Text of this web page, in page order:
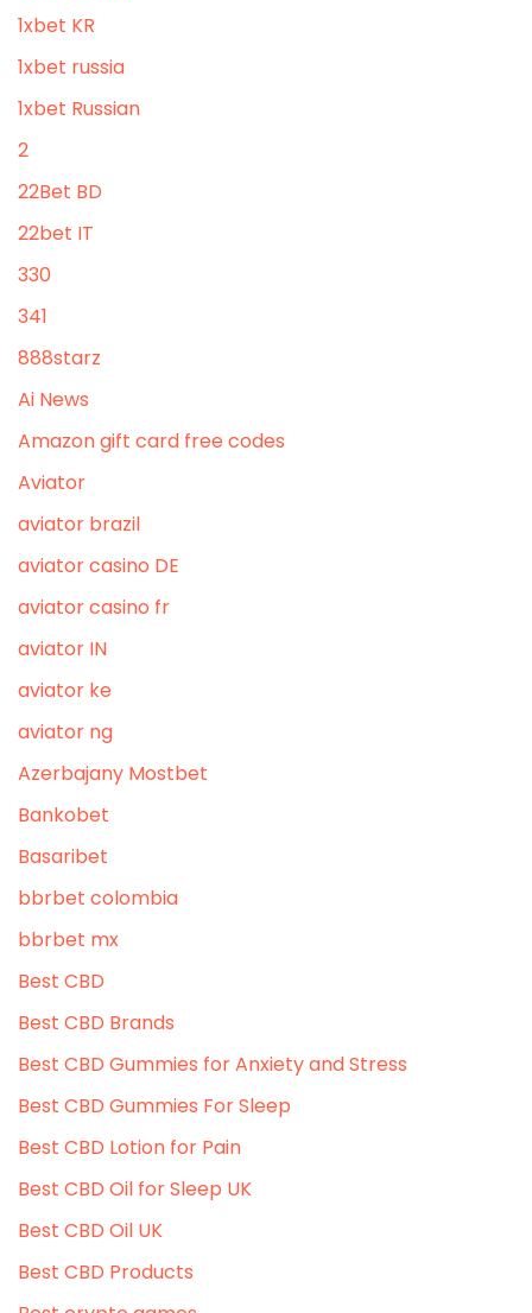
1xbet KR
1xbet russia
1xbet Russian
2
22Bet BD
22bet IT
330
341
888starz
Ai News
Amazon gift card free codes
Aviator
aviator brazil
aviator casino DE
aviator casino fr
aviator IN
aviator ke
aviator ng
Azerbajany Mostbet
Bankobet
Basaribet
bbrbet colombia
bbrbet mx
Best CBD
Best CBD Brands
Best CBD Gummies for Anxiety and Stress
Best CBD Gummies For Sleep
Best CBD Lotion for Pain
Best CBD Oil for Sleep UK
Best CBD Oil UK
Best CBD Products